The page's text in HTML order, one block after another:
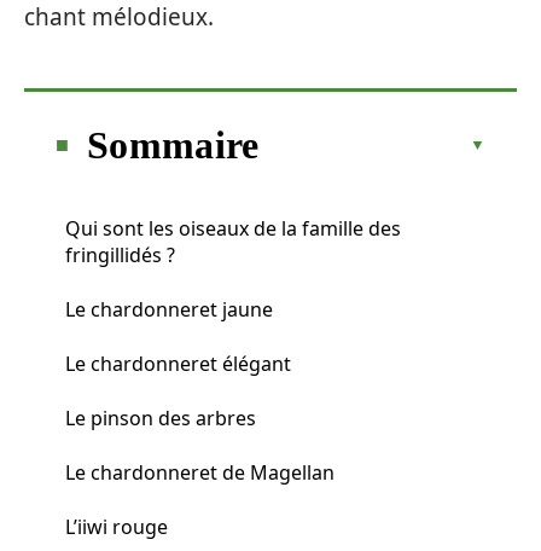
chant mélodieux.
Sommaire
Qui sont les oiseaux de la famille des
fringillidés ?
Le chardonneret jaune
Le chardonneret élégant
Le pinson des arbres
Le chardonneret de Magellan
L’iiwi rouge